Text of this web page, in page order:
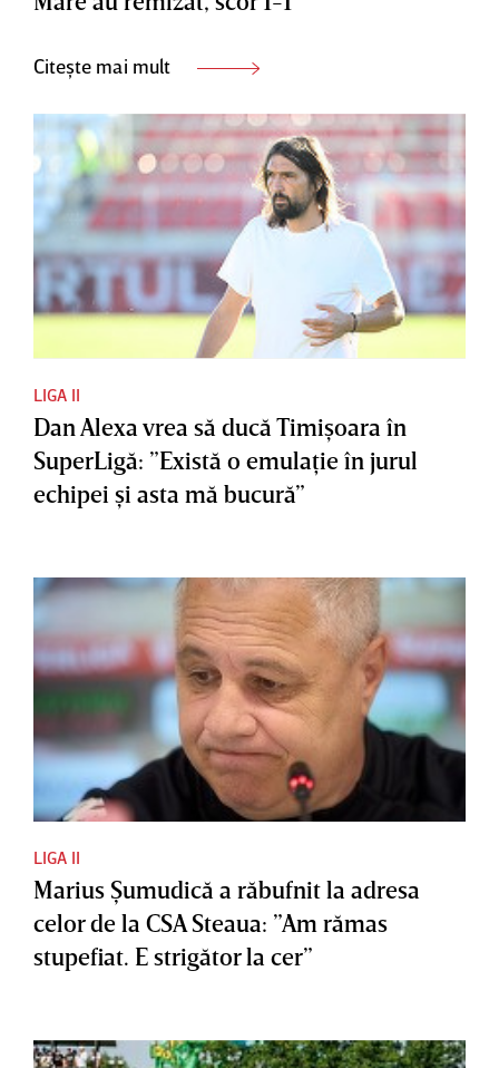
Citește mai mult
LIGA II
Dan Alexa vrea să ducă Timişoara în
SuperLigă: ”Există o emulaţie în jurul
echipei şi asta mă bucură”
LIGA II
Marius Şumudică a răbufnit la adresa
celor de la CSA Steaua: ”Am rămas
stupefiat. E strigător la cer”